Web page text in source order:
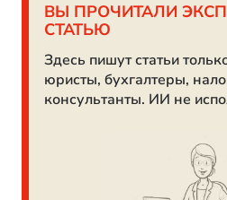
ВЫ ПРОЧИТАЛИ
СТАТЬЮ
Здесь пишут статьи
юристы, бухгалтеры,
консультанты. ИИ не